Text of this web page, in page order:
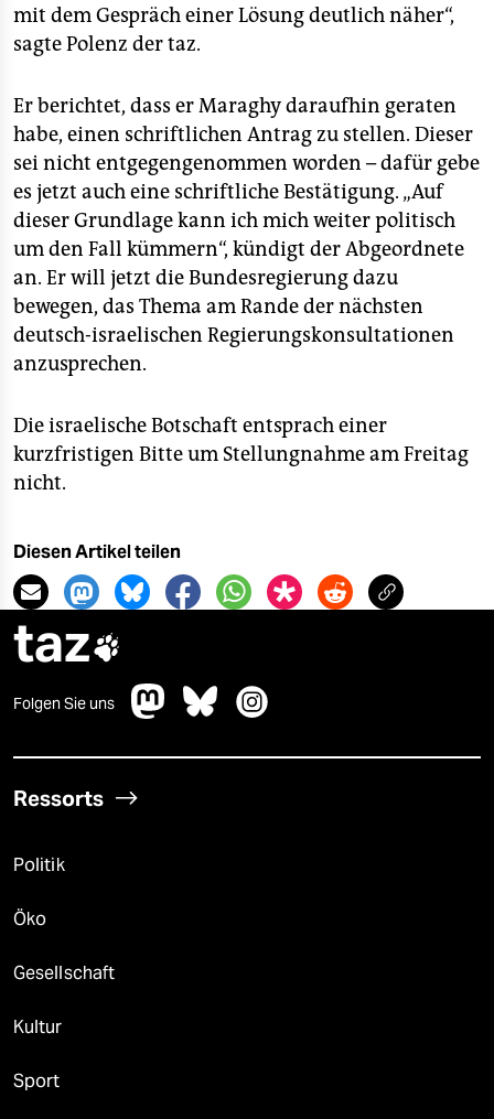
mit dem Gespräch einer Lösung deutlich näher“,
sagte Polenz der taz.
Er berichtet, dass er Maraghy daraufhin geraten
habe, einen schriftlichen Antrag zu stellen. Dieser
sei nicht entgegengenommen worden – dafür gebe
es jetzt auch eine schriftliche Bestätigung. „Auf
dieser Grundlage kann ich mich weiter politisch
um den Fall kümmern“, kündigt der Abgeordnete
an. Er will jetzt die Bundesregierung dazu
bewegen, das Thema am Rande der nächsten
deutsch-israelischen Regierungskonsultationen
anzusprechen.
Die israelische Botschaft entsprach einer
kurzfristigen Bitte um Stellungnahme am Freitag
nicht.
Diesen Artikel teilen
taz
Folgen Sie uns
Ressorts
Politik
Öko
Gesellschaft
Kultur
Sport